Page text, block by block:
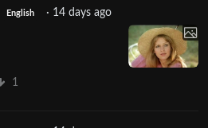
English · 14 days ago
1